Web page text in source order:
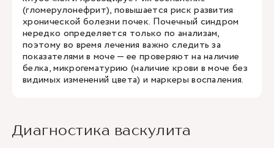
(гломерулонефрит), повышается риск развития
хронической болезни почек. Почечный синдром
нередко определяется только по анализам,
поэтому во время лечения важно следить за
показателями в моче — ее проверяют на наличие
белка, микрогематурию (наличие крови в моче без
видимых изменений цвета) и маркеры воспаления.
Диагностика васкулита